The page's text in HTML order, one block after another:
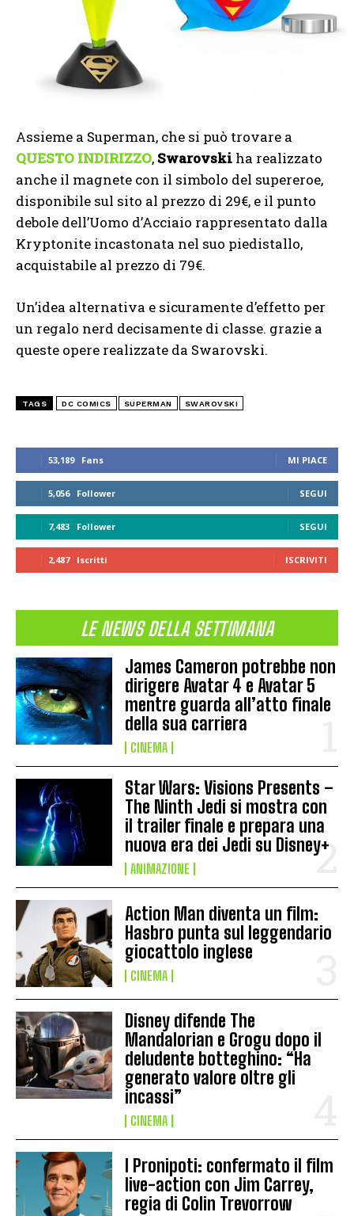
53,189 Fans MI PIACE
5,056 Follower SEGUI
7,483 Follower SEGUI
2,487 Iscritti ISCRIVITI
LE NEWS DELLA SETTIMANA
James Cameron potrebbe non
dirigere Avatar 4 e Avatar 5
mentre guarda all’atto finale
della sua carriera
CINEMA
Star Wars: Visions Presents –
The Ninth Jedi si mostra con
il trailer finale e prepara una
nuova era dei Jedi su Disney+
ANIMAZIONE
Action Man diventa un film:
Hasbro punta sul leggendario
giocattolo inglese
CINEMA
Disney difende The
Mandalorian e Grogu dopo il
deludente botteghino: “Ha
generato valore oltre gli
incassi”
CINEMA
I Pronipoti: confermato il film
live-action con Jim Carrey,
regia di Colin Trevorrow
Assieme a Superman, che si può trovare a
QUESTO INDIRIZZO, Swarovski ha realizzato
anche il magnete con il simbolo del supereroe,
disponibile sul sito al prezzo di 29€, e il punto
debole dell’Uomo d’Acciaio rappresentato dalla
Kryptonite incastonata nel suo piedistallo,
acquistabile al prezzo di 79€.
Un’idea alternativa e sicuramente d’effetto per
un regalo nerd decisamente di classe. grazie a
queste opere realizzate da Swarovski.
TAGS DC COMICS SUPERMAN SWAROVSKI